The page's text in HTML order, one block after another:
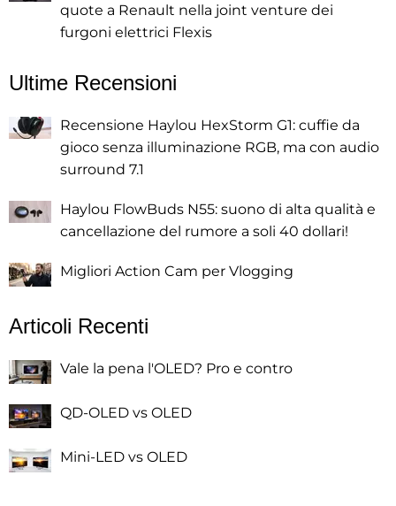
quote a Renault nella joint venture dei
furgoni elettrici Flexis
Ultime Recensioni
Recensione Haylou HexStorm G1: cuffie da
gioco senza illuminazione RGB, ma con audio
surround 7.1
Haylou FlowBuds N55: suono di alta qualità e
cancellazione del rumore a soli 40 dollari!
Migliori Action Cam per Vlogging
Articoli Recenti
Vale la pena l'OLED? Pro e contro
QD-OLED vs OLED
Mini-LED vs OLED